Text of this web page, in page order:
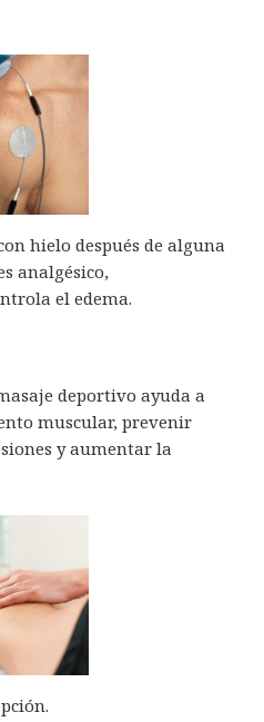
hielo después de alguna
analgésico,
el edema.
deportivo ayuda a
muscular, prevenir
y aumentar la